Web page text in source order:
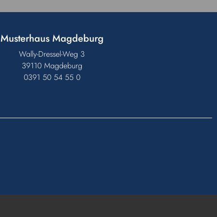
Musterhaus Magdeburg
Wally-Dressel-Weg 3
39110 Magdeburg
0391 50 54 55 0